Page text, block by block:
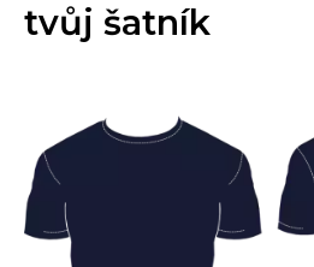
tvůj šatník